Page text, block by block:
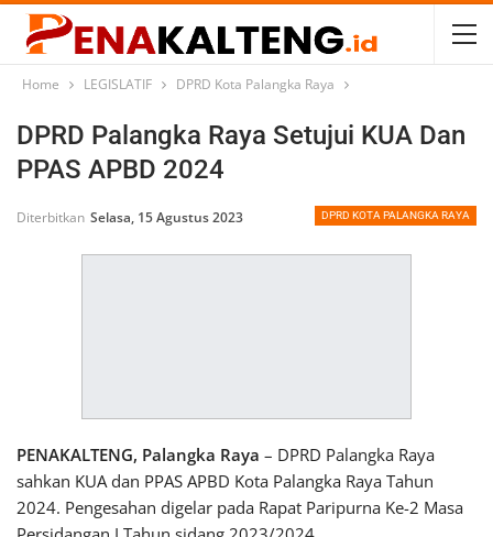
Home LEGISLATIF DPRD Kota Palangka Raya
DPRD Palangka Raya Setujui KUA Dan
PPAS APBD 2024
DPRD KOTA PALANGKA RAYA
Diterbitkan Selasa, 15 Agustus 2023
PENAKALTENG, Palangka Raya – DPRD Palangka Raya
sahkan KUA dan PPAS APBD Kota Palangka Raya Tahun
2024. Pengesahan digelar pada Rapat Paripurna Ke-2 Masa